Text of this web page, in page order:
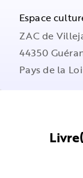
Espace
ZAC de
44350
Pays de la